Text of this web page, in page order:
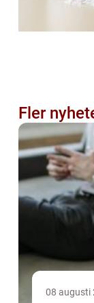
Fler
08 augusti